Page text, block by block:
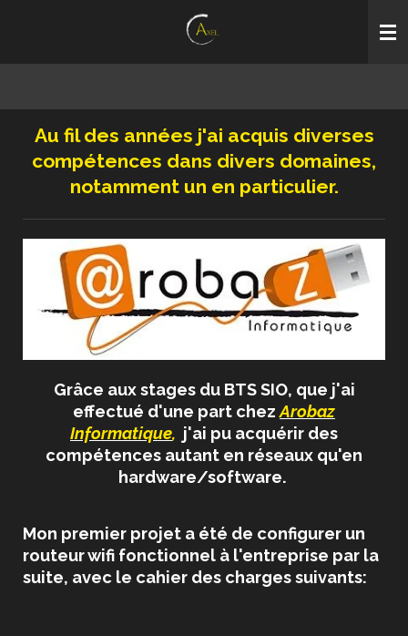
Au fil des années j'ai acquis diverses
compétences dans divers domaines,
notamment un en particulier.
Grâce aux stages du BTS SIO, que j'ai
effectué d'une part chezArobaz
Informatique, j'ai pu acquérir des
compétences autant en réseaux qu'en
hardware/software.
Mon premier projet a été de configurer un
routeur wifi fonctionnel à l'entreprise par la
suite, avec le cahier des charges suivants: